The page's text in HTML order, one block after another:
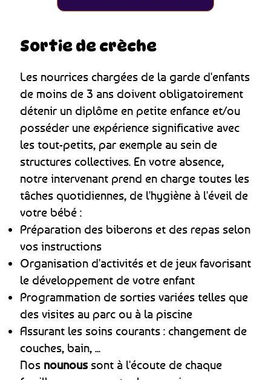
Sortie de crèche
Les nourrices chargées de la garde d'enfants
de moins de 3 ans doivent obligatoirement
détenir un diplôme en petite enfance et/ou
posséder une expérience significative avec
les tout-petits, par exemple au sein de
structures collectives. En votre absence,
notre intervenant prend en charge toutes les
tâches quotidiennes, de l'hygiène à l'éveil de
votre bébé :
Préparation des biberons et des repas selon
vos instructions
Organisation d'activités et de jeux favorisant
le développement de votre enfant
Programmation de sorties variées telles que
des visites au parc ou à la piscine
Assurant les soins courants : changement de
couches, bain, ...
Nos nounoussont à l'écoute de chaque